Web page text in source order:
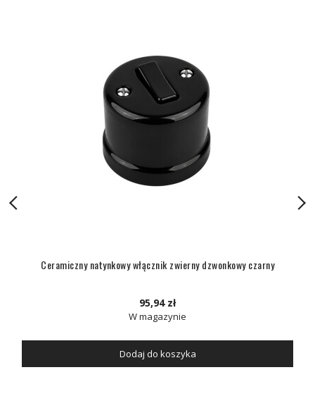
Ceramiczny natynkowy włącznik zwierny dzwonkowy czarny
95,94 zł
W magazynie
Dodaj do koszyka